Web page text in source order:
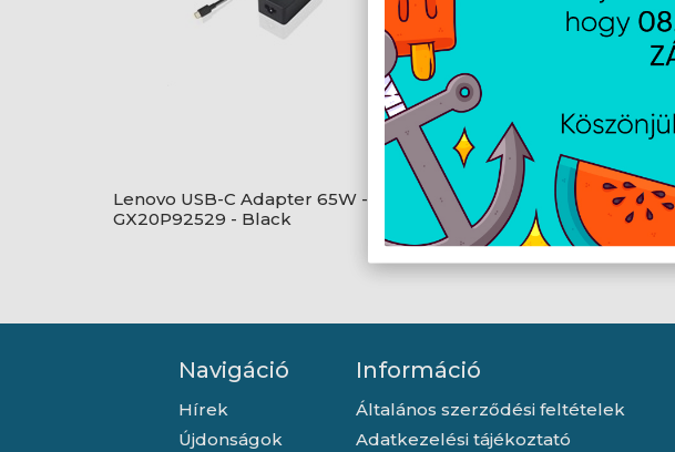
Lenovo USB-C Adapter 65W -
GX20P92529 - Black
ASUS 68W Adapter - Fekete
Navigáció
Hírek
Újdonságok
Információ
Általános szerződési feltételek
Adatkezelési tájékoztató